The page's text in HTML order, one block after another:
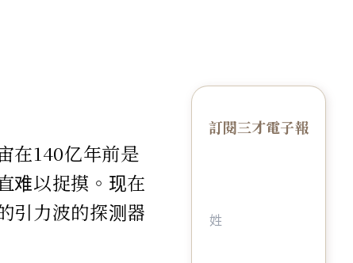
在140亿年前是
难以捉摸。现在
引力波的探测器
訂閱三才電子報